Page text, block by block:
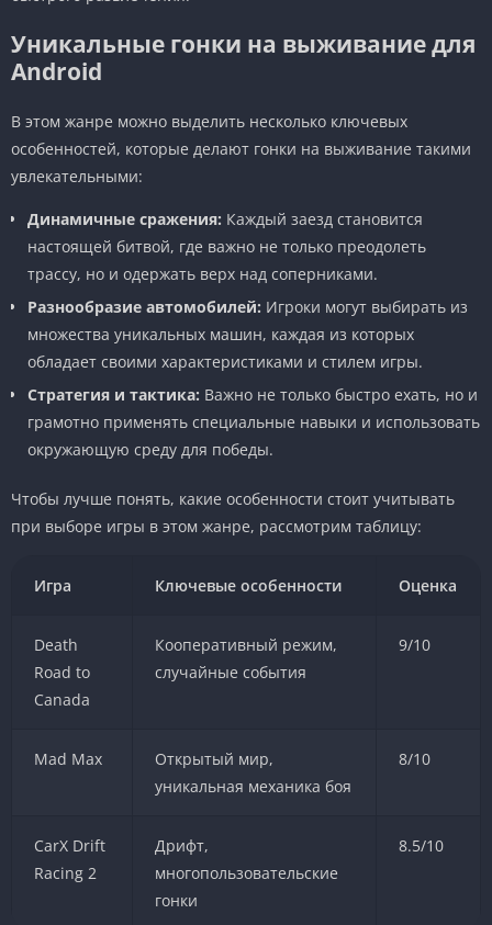
Уникальные гонки на выживание для
Android
В этом жанре можно выделить несколько ключевых
особенностей, которые делают гонки на выживание такими
увлекательными:
Динамичные сражения: Каждый заезд становится
настоящей битвой, где важно не только преодолеть
трассу, но и одержать верх над соперниками.
Разнообразие автомобилей: Игроки могут выбирать из
множества уникальных машин, каждая из которых
обладает своими характеристиками и стилем игры.
Стратегия и тактика: Важно не только быстро ехать, но и
грамотно применять специальные навыки и использовать
окружающую среду для победы.
Чтобы лучше понять, какие особенности стоит учитывать
при выборе игры в этом жанре, рассмотрим таблицу:
Игра Ключевые особенности Оценка
Death
Road to
Canada
Кооперативный режим,
случайные события
9/10
Mad Max
Открытый мир,
уникальная механика боя
8/10
CarX Drift
Racing 2
Дрифт,
многопользовательские
гонки
8.5/10